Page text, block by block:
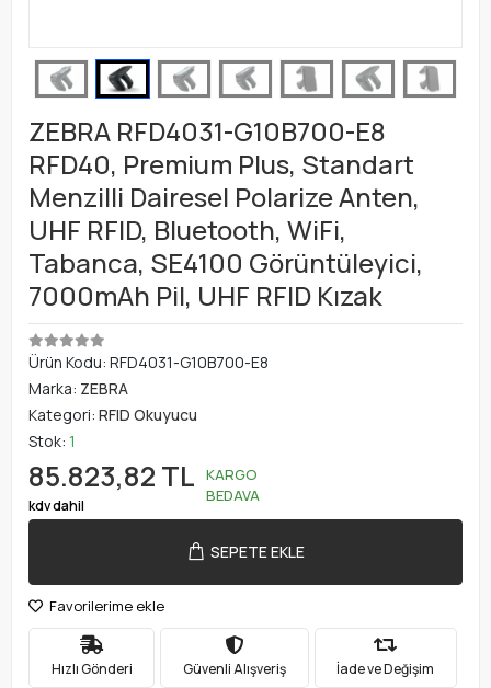
ZEBRA RFD4031-G10B700-E8
RFD40, Premium Plus, Standart
Menzilli Dairesel Polarize Anten,
UHF RFID, Bluetooth, WiFi,
Tabanca, SE4100 Görüntüleyici,
7000mAh Pil, UHF RFID Kızak
Ürün Kodu: RFD4031-G10B700-E8
Marka: ZEBRA
Kategori: RFID Okuyucu
Stok: 1
85.823,82 TL
kdv dahil
KARGO
BEDAVA
SEPETE EKLE
Favorilerime ekle
Hızlı Gönderi Güvenli Alışveriş İade ve Değişim